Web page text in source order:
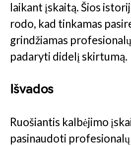
laikant įskaitą. Šios
rodo, kad tinkamas
grindžiamas
padaryti didelį skirtumą.
Išvados
Ruošiantis kalbėjimo
pasinaudoti